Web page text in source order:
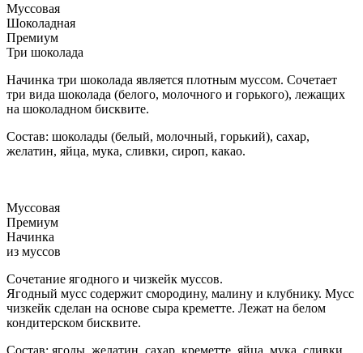
Муссовая
Шоколадная
Премиум
Три шоколада
Начинка три шоколада является плотным муссом. Сочетает
три вида шоколада (белого, молочного и горького), лежащих
на шоколадном бисквите.
Состав: шоколады (белый, молочный, горький), сахар,
желатин, яйца, мука, сливки, сироп, какао.
Муссовая
Премиум
Начинка
из муссов
Сочетание ягодного и чизкейк муссов.
Ягодный мусс содержит смородину, малину и клубнику. Мусс
чизкейк сделан на основе сыра креметте. Лежат на белом
кондитерском бисквите.
Состав: ягоды, желатин, сахар, креметте, яйца, мука, сливки,